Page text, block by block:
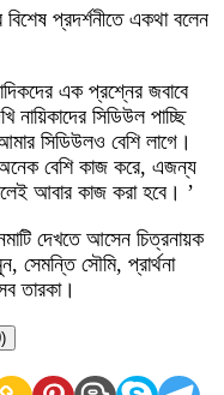
বিশেষ প্রদর্শনীতে একথা বলেন
এক প্রশ্নের জবাবে
সিডিউল পাচ্ছি
সিডিউলও বেশি লাগে।
অনেক বেশি কাজ করে, এজন্য
আবার কাজ করা হবে। ’
দেখতে আসেন চিত্রনায়ক
সেমন্তি সৌমি, প্রার্থনা
তারকা।